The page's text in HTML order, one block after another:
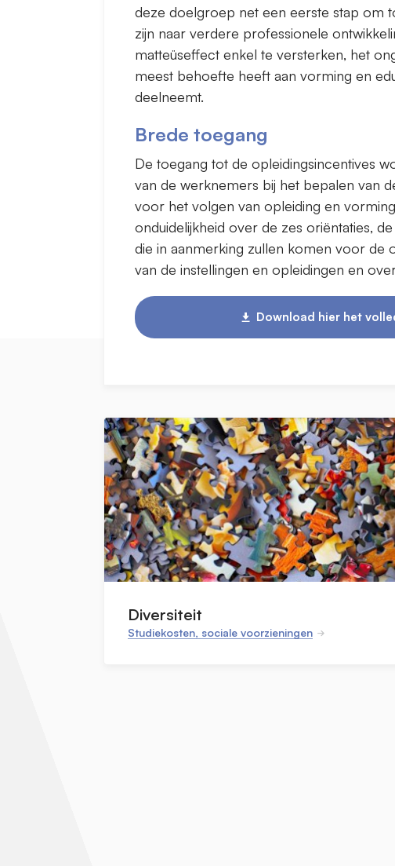
deze doelgroep net een eerste stap om
zijn naar verdere professionele
matteüseffect enkel te versterken, het
meest behoefte heeft aan vorming en
deelneemt.
Brede toegang
De toegang tot de opleidingsincentives
van de werknemers bij het bepalen van
voor het volgen van opleiding en
onduidelijkheid over de zes oriëntaties,
die in aanmerking zullen komen voor de
van de instellingen en opleidingen en
Download hier het
Diversiteit
Studiekosten, sociale voorzieningen